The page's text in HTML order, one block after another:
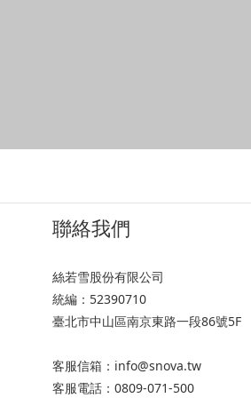
聯絡我們
絲若雪股份有限公司
統編：52390710
臺北市中山區南京東路一段86號5F
客服信箱：info@snova.tw
客服電話：0809-071-500